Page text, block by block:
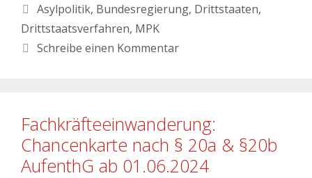
Asylpolitik, Bundesregierung, Drittstaaten,
Drittstaatsverfahren, MPK
Schreibe einen Kommentar
Fachkräfteeinwanderung:
Chancenkarte nach § 20a & §20b
AufenthG ab 01.06.2024